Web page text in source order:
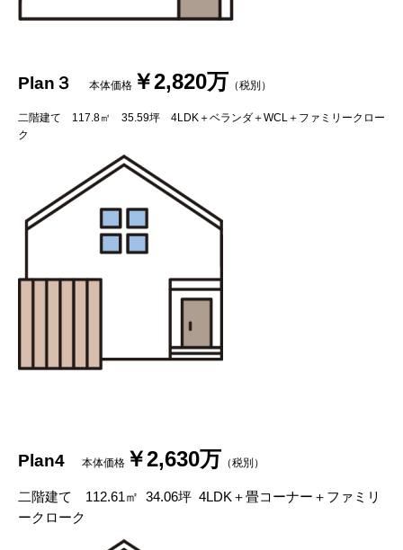
Plan ３ 本体価格 ￥2,820万 （税別）
二階建て 117.8㎡ 35.59坪 4LDK ＋ベランダ＋WCL ＋ファミリークロー
ク
Plan4 本体価格 ￥2,630万 （税別）
二階建て 112.61㎡ 34.06坪 4LDK ＋畳コーナー＋ファミリ
ークローク